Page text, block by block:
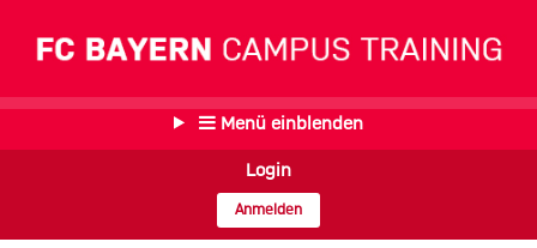
Menü einblenden
Login
Anmelden